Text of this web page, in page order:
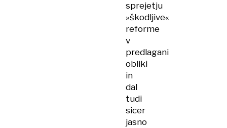
sprejetju
»škodljive«
reforme
v
predlagani
obliki
in
dal
tudi
sicer
jasno